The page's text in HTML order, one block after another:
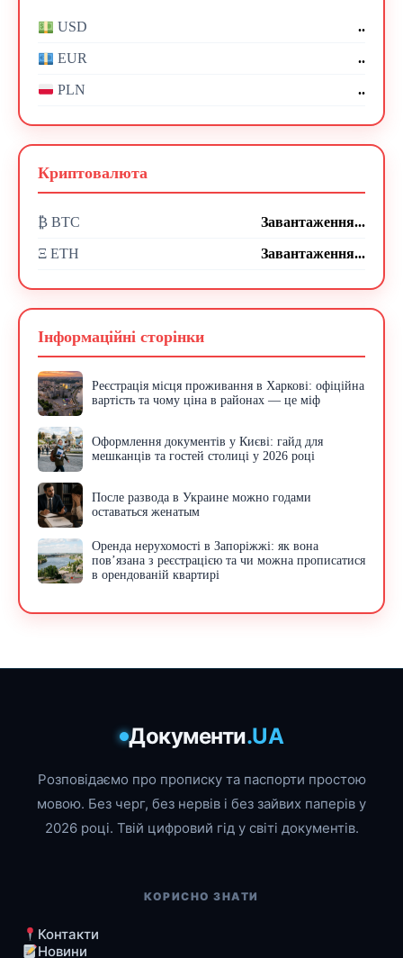
USD ..
EUR ..
PLN ..
Криптовалюта
₿ BTC Завантаження...
Ξ ETH Завантаження...
Інформаційні сторінки
Реєстрація місця проживання в Харкові: офіційна
вартість та чому ціна в районах — це міф
Оформлення документів у Києві: гайд для
мешканців та гостей столиці у 2026 році
После развода в Украине можно годами
оставаться женатым
Оренда нерухомості в Запоріжжі: як вона
пов’язана з реєстрацією та чи можна прописатися
в орендованій квартирі
Документи.UA
Розповідаємо про прописку та паспорти простою
мовою. Без черг, без нервів і без зайвих паперів у
2026 році. Твій цифровий гід у світі документів.
КОРИСНО ЗНАТИ
Контакти
Новини